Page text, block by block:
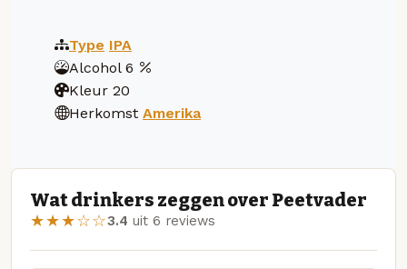
Type IPA
Alcohol 6
Kleur 20
Herkomst Amerika
Wat drinkers zeggen over Peetvader
★★★☆☆3.4 uit 6 reviews